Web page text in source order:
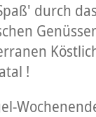
durch
!